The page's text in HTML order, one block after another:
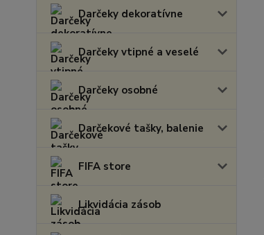
Darčeky dekoratívne
Darčeky vtipné a veselé
Darčeky osobné
Darčekové tašky, balenie
FIFA store
Likvidácia zásob